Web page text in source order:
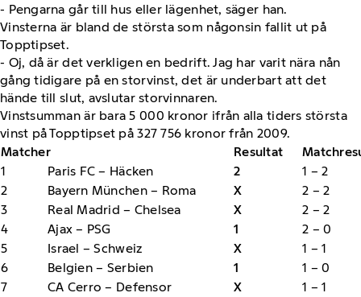
- Pengarna går till hus eller lägenhet, säger han.
Vinsterna är bland de största som någonsin fallit ut på
Topptipset.
- Oj, då är det verkligen en bedrift. Jag har varit nära nån
gång tidigare på en storvinst, det är underbart att det
hände till slut, avslutar storvinnaren.
Vinstsumman är bara 5 000 kronor ifrån alla tiders största
vinst på Topptipset på 327 756 kronor från 2009.
Matcher
Resultat
1
Paris FC – Häcken 2
1 – 2
2
Bayern München – Roma X
2 – 2
3
Real Madrid – Chelsea X
2 – 2
4
Ajax – PSG 1
2 – 0
5
Israel – Schweiz X
1 – 1
6
Belgien – Serbien 1
1 – 0
7
CA Cerro – Defensor X
1 – 1